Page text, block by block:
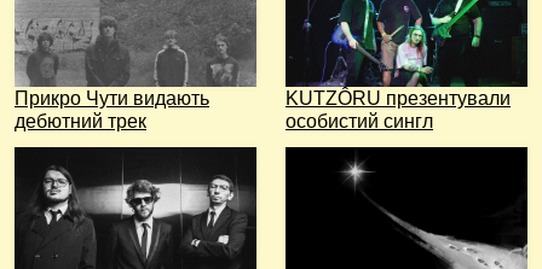
Прикро Чути видають
дебютний трек
KUTZÔRU презентували
особистий сингл